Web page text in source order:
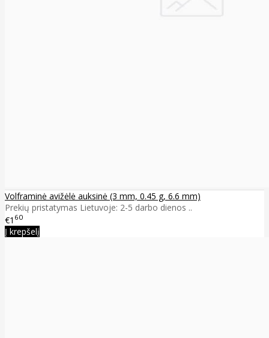
Volframinė avižėlė auksinė (3 mm, 0.45 g, 6.6 mm)
Prekių pristatymas Lietuvoje: 2-5 darbo dienos ..
€1 60
Į krepšelį